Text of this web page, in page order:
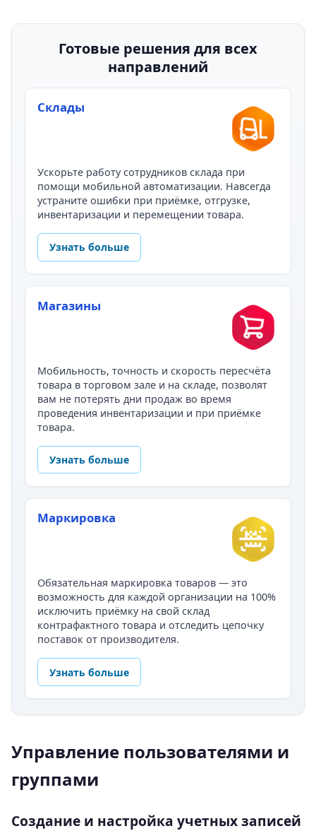
Готовые решения для всех
направлений
Склады
Ускорьте работу сотрудников склада при
помощи мобильной автоматизации. Навсегда
устраните ошибки при приёмке, отгрузке,
инвентаризации и перемещении товара.
Узнать больше
Магазины
Мобильность, точность и скорость пересчёта
товара в торговом зале и на складе, позволят
вам не потерять дни продаж во время
проведения инвентаризации и при приёмке
товара.
Узнать больше
Маркировка
Обязательная маркировка товаров — это
возможность для каждой организации на 100%
исключить приёмку на свой склад
контрафактного товара и отследить цепочку
поставок от производителя.
Узнать больше
Управление пользователями и
группами
Создание и настройка учетных записей